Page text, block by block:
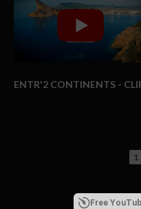
ENTR'2 CONTINENTS -
1
Free